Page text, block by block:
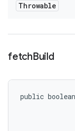
Throwable
fetchBuild
public